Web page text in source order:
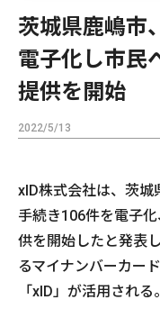
茨城県鹿嶋市
電子化し市民
提供を開始
2022/5/13
xID株式会社は、茨
手続き106件を電子
供を開始したと発表
るマイナンバーカー
「xID」が活用される。